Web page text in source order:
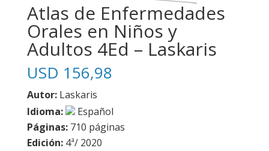
Atlas de Enfermedades
Orales en Niños y
Adultos 4Ed – Laskaris
USD 156,98
Autor:Laskaris
Idioma:
Español
Páginas:710 páginas
Edición:4ª/ 2020